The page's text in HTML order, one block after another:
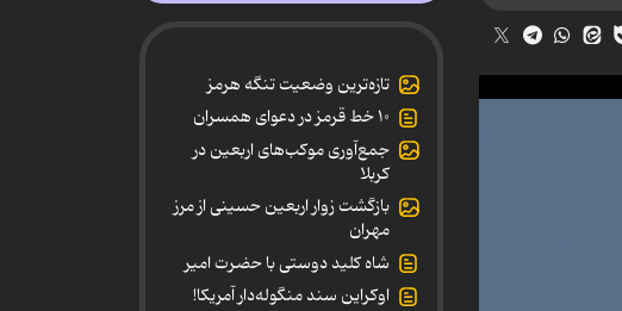
تازه‌ترین وضعیت تنگه هرمز
۱۰ خط قرمز در دعوای همسران
جمع‌آوری موکب‌های اربعین در
کربلا
بازگشت زوار اربعین حسینی از مرز
مهران
شاه کلید دوستی با حضرت امیر
اوکراین سند منگوله‌دار آمریکا!